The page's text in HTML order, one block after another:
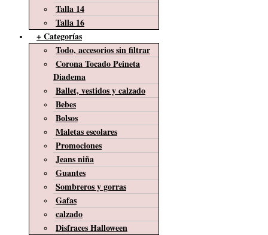
Talla 14
Talla 16
+ Categorías
Todo, accesorios sin filtrar
Corona Tocado Peineta
Diadema
Ballet, vestidos y calzado
Bebes
Bolsos
Maletas escolares
Promociones
Jeans niña
Guantes
Sombreros y gorras
Gafas
calzado
Disfraces Halloween